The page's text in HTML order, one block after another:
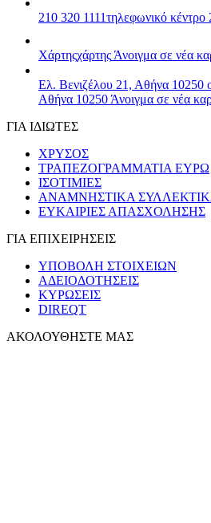
210 320 1111τηλεφωνικό κέντρο
Χάρτηςχάρτης Άνοιγμα σε νέα
Ελ. Βενιζέλου 21, Αθήνα 10250
Αθήνα 10250 Άνοιγμα σε νέα
ΓΙΑ ΙΔΙΩΤΕΣ
ΧΡΥΣΟΣ
ΤΡΑΠΕΖΟΓΡΑΜΜΑΤΙΑ ΕΥΡΩ
ΙΣΟΤΙΜΙΕΣ
ΑΝΑΜΝΗΣΤΙΚΑ
ΕΥΚΑΙΡΙΕΣ ΑΠΑΣΧΟΛΗΣΗΣ
ΓΙΑ ΕΠΙΧΕΙΡΗΣΕΙΣ
ΥΠΟΒΟΛΗ ΣΤΟΙΧΕΙΩΝ
ΑΔΕΙΟΔΟΤΗΣΕΙΣ
ΚΥΡΩΣΕΙΣ
DIREQT
ΑΚΟΛΟΥΘΗΣΤΕ ΜΑΣ